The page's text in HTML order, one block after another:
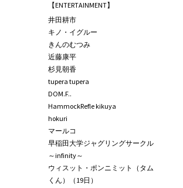
【ENTERTAINMENT】
井田耕市
キノ・イグルー
きんのむつみ
近藤康平
杉見朝香
tupera tupera
DOM.F..
HammockRefle kikuya
hokuri
マールコ
早稲田大学ジャグリングサークル
～infinity～
ウィスット・ポンニミット（タム
くん）（19日）